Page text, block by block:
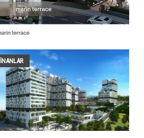
İNANLAR